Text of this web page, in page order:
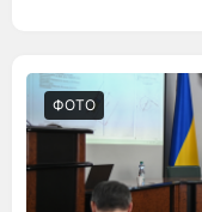
ФОТО